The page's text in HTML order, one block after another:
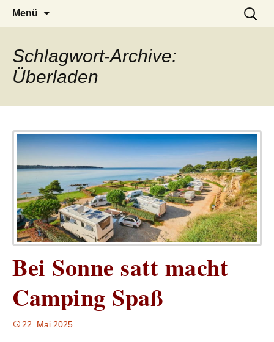
LUCKX
– das Magazin
Menü
Suchen
nach:
Schlagwort-Archive:
Überladen
Bei Sonne satt macht
Camping Spaß
22. Mai 2025